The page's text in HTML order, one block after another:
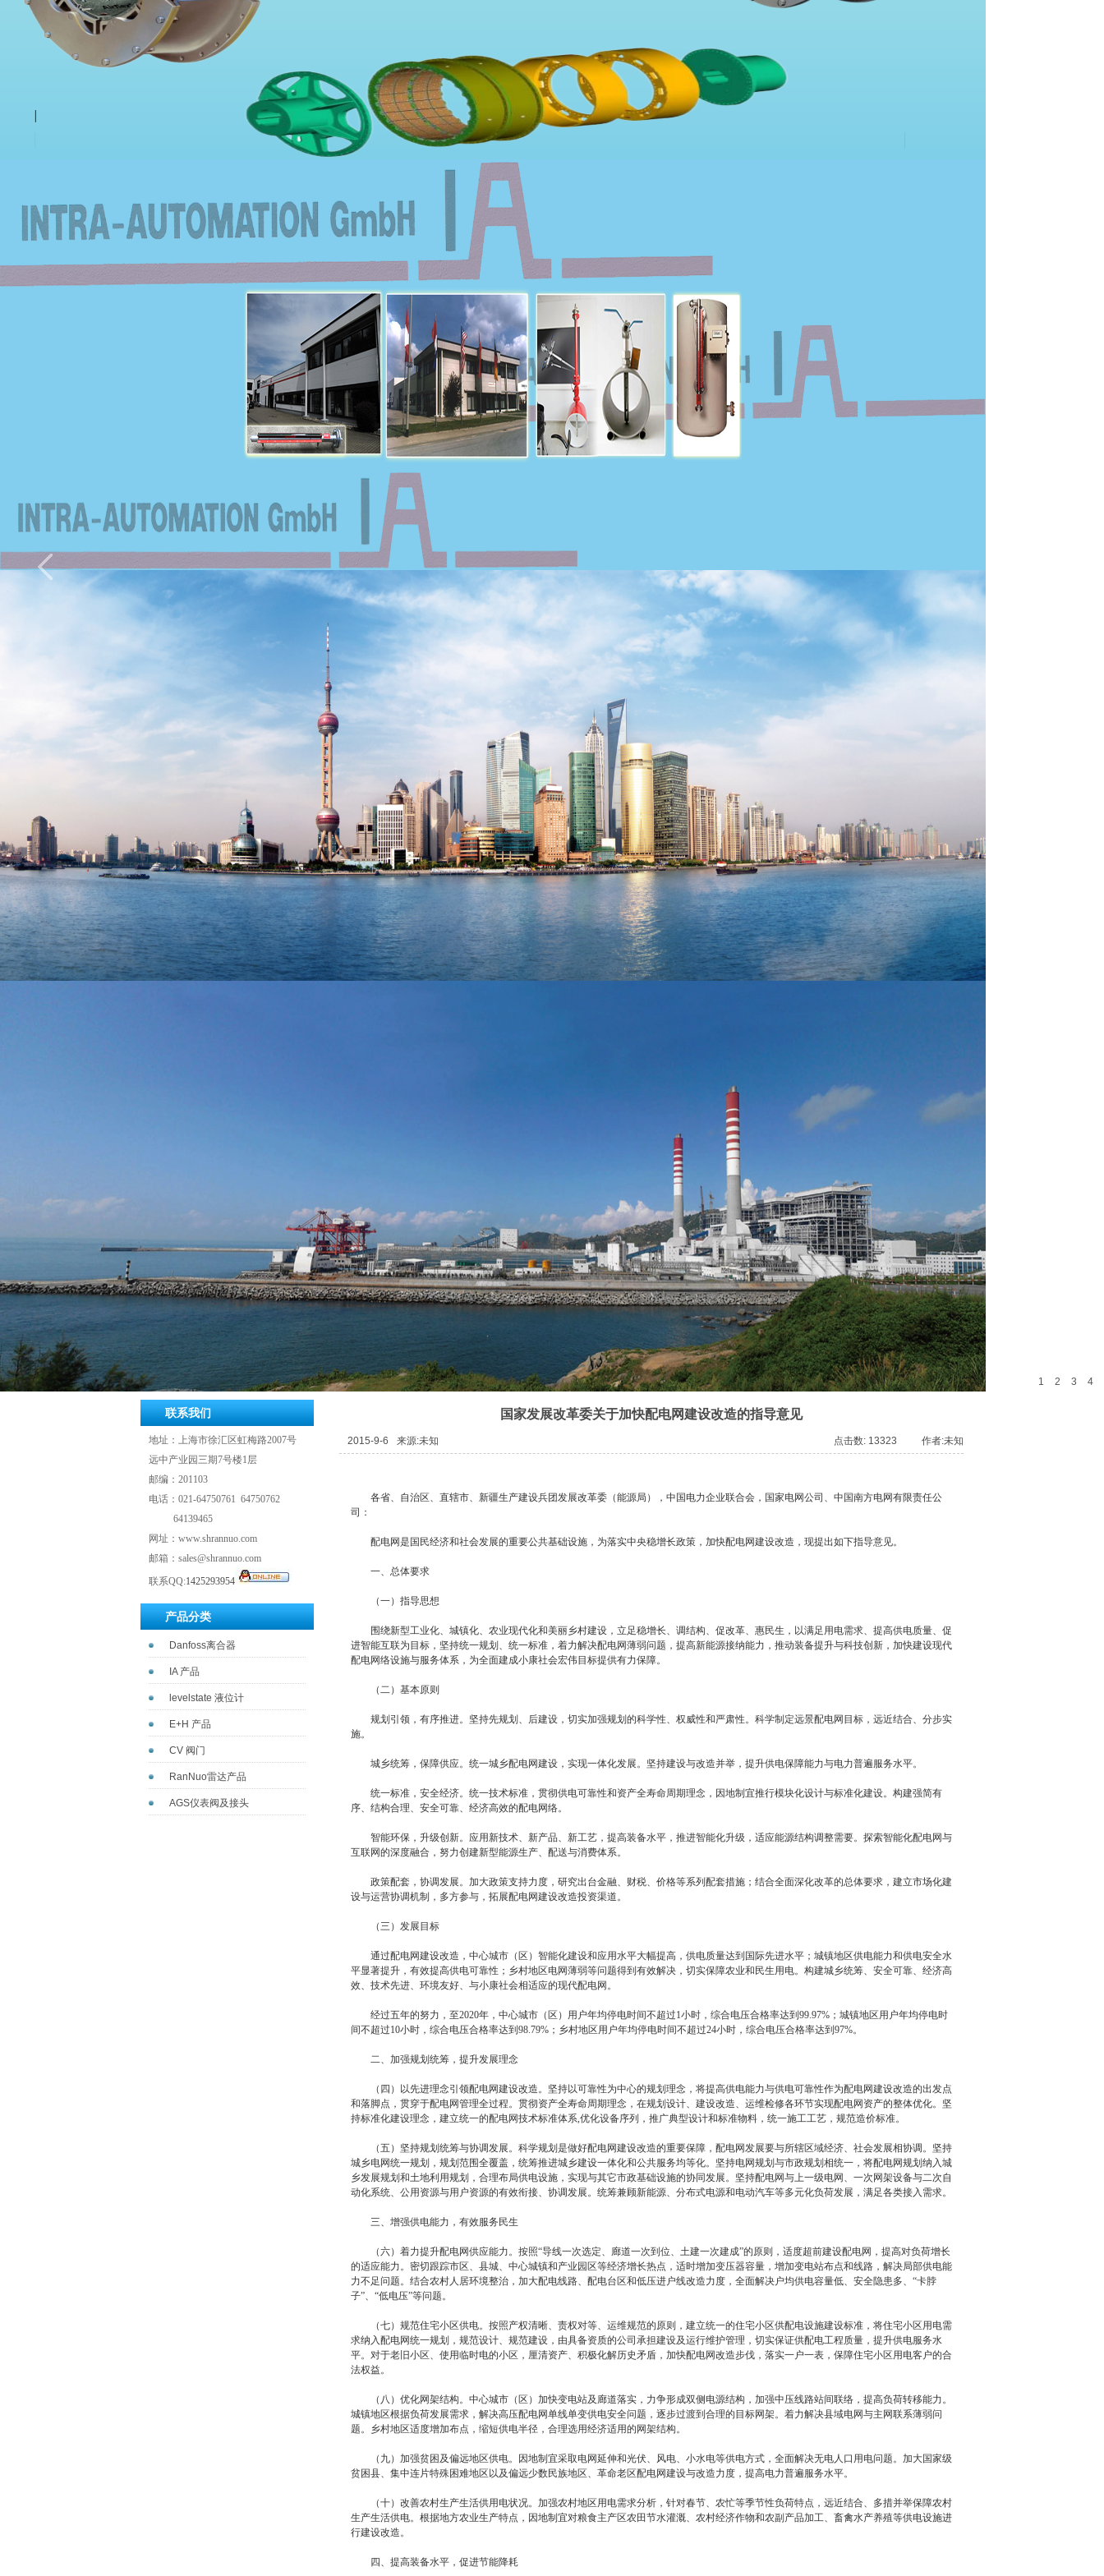
1 2 3 4
联系我们
地址：上海市徐汇区虹梅路2007号
远中产业园三期7号楼1层
邮编：201103
电话：021-64750761 64750762
64139465
网址：www.shrannuo.com
邮箱：sales@shrannuo.com
联系QQ:1425293954
产品分类
Danfoss离合器
IA 产品
levelstate 液位计
E+H 产品
CV 阀门
RanNuo雷达产品
AGS仪表阀及接头
国家发展改革委关于加快配电网建设改造的指导意见
2015-9-6 来源:未知 点击数: 13323 作者:未知
各省、自治区、直辖市、新疆生产建设兵团发展改革委（能源局），中国电力企业联合会，国家电网公司、中国南方电网有限责任公
司：
配电网是国民经济和社会发展的重要公共基础设施，为落实中央稳增长政策，加快配电网建设改造，现提出如下指导意见。
一、总体要求
（一）指导思想
围绕新型工业化、城镇化、农业现代化和美丽乡村建设，立足稳增长、调结构、促改革、惠民生，以满足用电需求、提高供电质量、促
进智能互联为目标，坚持统一规划、统一标准，着力解决配电网薄弱问题，提高新能源接纳能力，推动装备提升与科技创新，加快建设现代
配电网络设施与服务体系，为全面建成小康社会宏伟目标提供有力保障。
（二）基本原则
规划引领，有序推进。坚持先规划、后建设，切实加强规划的科学性、权威性和严肃性。科学制定远景配电网目标，远近结合、分步实
施。
城乡统筹，保障供应。统一城乡配电网建设，实现一体化发展。坚持建设与改造并举，提升供电保障能力与电力普遍服务水平。
统一标准，安全经济。统一技术标准，贯彻供电可靠性和资产全寿命周期理念，因地制宜推行模块化设计与标准化建设。构建强简有
序、结构合理、安全可靠、经济高效的配电网络。
智能环保，升级创新。应用新技术、新产品、新工艺，提高装备水平，推进智能化升级，适应能源结构调整需要。探索智能化配电网与
互联网的深度融合，努力创建新型能源生产、配送与消费体系。
政策配套，协调发展。加大政策支持力度，研究出台金融、财税、价格等系列配套措施；结合全面深化改革的总体要求，建立市场化建
设与运营协调机制，多方参与，拓展配电网建设改造投资渠道。
（三）发展目标
通过配电网建设改造，中心城市（区）智能化建设和应用水平大幅提高，供电质量达到国际先进水平；城镇地区供电能力和供电安全水
平显著提升，有效提高供电可靠性；乡村地区电网薄弱等问题得到有效解决，切实保障农业和民生用电。构建城乡统筹、安全可靠、经济高
效、技术先进、环境友好、与小康社会相适应的现代配电网。
经过五年的努力，至2020年，中心城市（区）用户年均停电时间不超过1小时，综合电压合格率达到 99.97% ；城镇地区用户年均停电时
间不超过10小时，综合电压合格率达到 98.79% ；乡村地区用户年均停电时间不超过24小时，综合电压合格率达到 97%。
二、加强规划统筹，提升发展理念
（四）以先进理念引领配电网建设改造。坚持以可靠性为中心的规划理念，将提高供电能力与供电可靠性作为配电网建设改造的出发点
和落脚点，贯穿于配电网管理全过程。贯彻资产全寿命周期理念，在规划设计、建设改造、运维检修各环节实现配电网资产的整体优化。坚
持标准化建设理念，建立统一的配电网技术标准体系,优化设备序列，推广典型设计和标准物料，统一施工工艺，规范造价标准。
（五）坚持规划统筹与协调发展。科学规划是做好配电网建设改造的重要保障，配电网发展要与所辖区域经济、社会发展相协调。坚持
城乡电网统一规划，规划范围全覆盖，统筹推进城乡建设一体化和公共服务均等化。坚持电网规划与市政规划相统一，将配电网规划纳入城
乡发展规划和土地利用规划，合理布局供电设施，实现与其它市政基础设施的协同发展。坚持配电网与上一级电网、一次网架设备与二次自
动化系统、公用资源与用户资源的有效衔接、协调发展。统筹兼顾新能源、分布式电源和电动汽车等多元化负荷发展，满足各类接入需求。
三、增强供电能力，有效服务民生
（六）着力提升配电网供应能力。按照“导线一次选定、廊道一次到位、土建一次建成”的原则，适度超前建设配电网，提高对负荷增长
的适应能力。密切跟踪市区、县城、中心城镇和产业园区等经济增长热点，适时增加变压器容量，增加变电站布点和线路，解决局部供电能
力不足问题。结合农村人居环境整治，加大配电线路、配电台区和低压进户线改造力度，全面解决户均供电容量低、安全隐患多、“卡脖
子”、“低电压”等问题。
（七）规范住宅小区供电。按照产权清晰、责权对等、运维规范的原则，建立统一的住宅小区供配电设施建设标准，将住宅小区用电需
求纳入配电网统一规划，规范设计、规范建设，由具备资质的公司承担建设及运行维护管理，切实保证供配电工程质量，提升供电服务水
平。对于老旧小区、使用临时电的小区，厘清资产、积极化解历史矛盾，加快配电网改造步伐，落实一户一表，保障住宅小区用电客户的合
法权益。
（八）优化网架结构。中心城市（区）加快变电站及廊道落实，力争形成双侧电源结构，加强中压线路站间联络，提高负荷转移能力。
城镇地区根据负荷发展需求，解决高压配电网单线单变供电安全问题，逐步过渡到合理的目标网架。着力解决县域电网与主网联系薄弱问
题。乡村地区适度增加布点，缩短供电半径，合理选用经济适用的网架结构。
（九）加强贫困及偏远地区供电。因地制宜采取电网延伸和光伏、风电、小水电等供电方式，全面解决无电人口用电问题。加大国家级
贫困县、集中连片特殊困难地区以及偏远少数民族地区、革命老区配电网建设与改造力度，提高电力普遍服务水平。
（十）改善农村生产生活供用电状况。加强农村地区用电需求分析，针对春节、农忙等季节性负荷特点，远近结合、多措并举保障农村
生产生活供电。根据地方农业生产特点，因地制宜对粮食主产区农田节水灌溉、农村经济作物和农副产品加工、畜禽水产养殖等供电设施进
行建设改造。
四、提高装备水平，促进节能降耗